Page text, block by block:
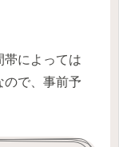
帯によっては
ので、事前予